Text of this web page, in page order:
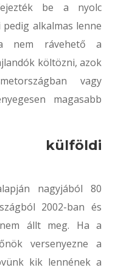
be a nyolc
alkalmas lenne
nem rávehető a
költözni, azok
vagy
magasabb
külföldi
nagyjából 80
2002-ban és
állt meg. Ha a
versenyezne a
kik lennének a